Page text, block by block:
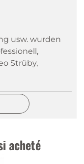
usw. wurden
Strüby,
acheté